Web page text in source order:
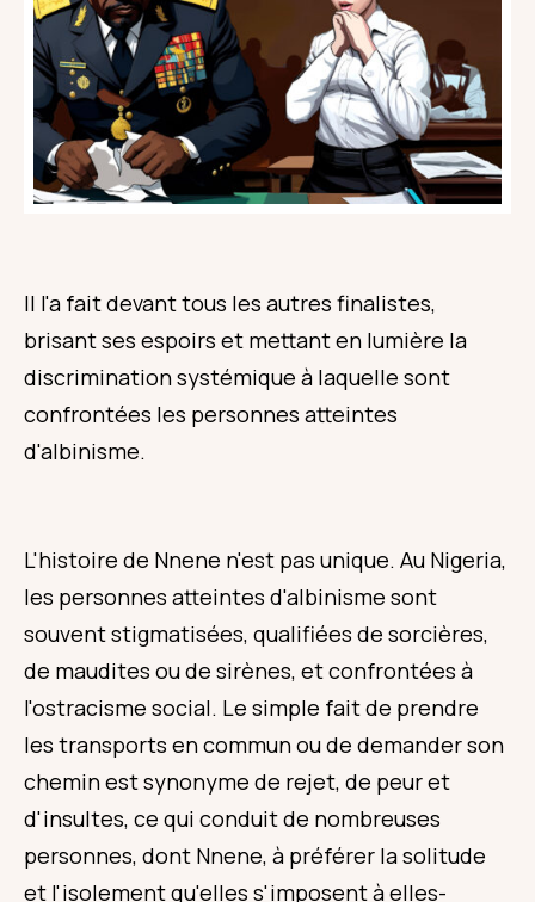
Il l'a fait devant tous les autres finalistes,
brisant ses espoirs et mettant en lumière la
discrimination systémique à laquelle sont
confrontées les personnes atteintes
d'albinisme.
L'histoire de Nnene n'est pas unique. Au Nigeria,
les personnes atteintes d'albinisme sont
souvent stigmatisées, qualifiées de sorcières,
de maudites ou de sirènes, et confrontées à
l'ostracisme social. Le simple fait de prendre
les transports en commun ou de demander son
chemin est synonyme de rejet, de peur et
d'insultes, ce qui conduit de nombreuses
personnes, dont Nnene, à préférer la solitude
et l'isolement qu'elles s'imposent à elles-